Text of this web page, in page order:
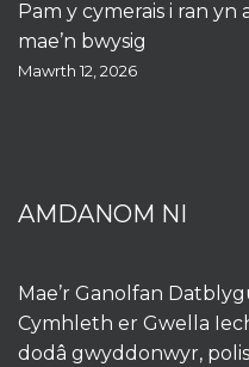
Pam y cymerais i ran yn
mae’n bwysig
Mawrth 12, 2026
AMDANOM NI
Mae’r Ganolfan
Cymhleth er Gwella
dodâ gwyddonwyr,